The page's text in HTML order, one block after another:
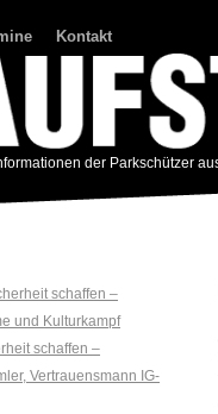
Kontakt
der Parkschützer
schaffen –
und Kulturkampf
schaffen –
Vertrauensmann IG-